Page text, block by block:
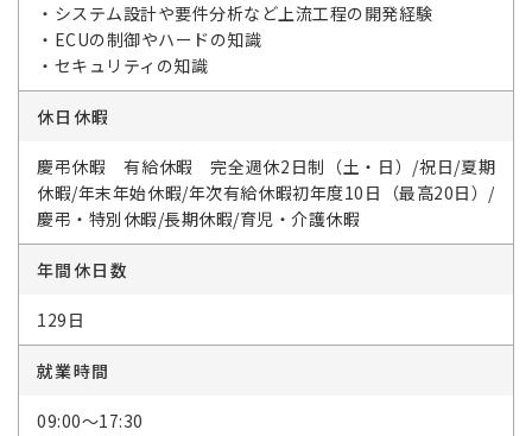
・システム設計や要件分析など上流工程の開発経験
・ECUの制御やハードの知識
・セキュリティの知識
休日休暇
慶弔休暇 有給休暇 完全週休2日制（土・日）/祝日/夏期
休暇/年末年始休暇/年次有給休暇初年度10日（最高20日）/
慶弔・特別休暇/長期休暇/育児・介護休暇
年間休日数
129日
就業時間
09:00～17:30